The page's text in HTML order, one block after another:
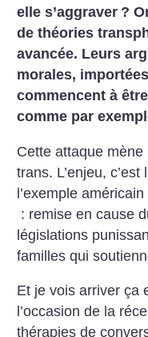
elle s’aggraver ?
de théories
avancée. Leurs
morales,
commencent à
comme par
Cette attaque
trans. L’enjeu,
l’exemple
: remise en cause
législations
familles qui
Et je vois arriver ça
l’occasion de la
thérapies de